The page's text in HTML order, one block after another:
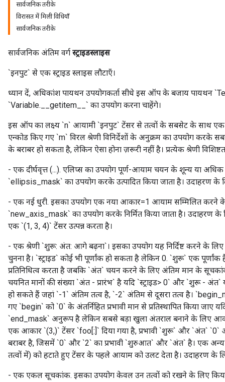
सार्वजनिक तरीके
विरासत में मिली विधियाँ
सार्वजनिक तरीके
सार्वजनिक अंतिम वर्ग स्ट्राइडस्लाइस
`इनपुट` से एक स्ट्राइड स्लाइस लौटाएँ।
ध्यान दें, अधिकांश पायथन उपयोगकर्ता सीधे इस ऑप के बजाय पायथन
`Variable.__getitem__` का उपयोग करना चाहेंगे।
इस ऑप का लक्ष्य `n` आयामी `इनपुट` टेंसर से तत्वों के सबसेट के साथ एक
एन्कोड किए गए `m` विरल श्रेणी विनिर्देशों के अनुक्रम का उपयोग करके
के बराबर हो सकता है, लेकिन ऐसा होना ज़रूरी नहीं है। प्रत्येक श्रेणी
- एक दीर्घवृत्त (...). एलिप्स का उपयोग पूर्ण-आयाम चयन के शून्य या
`ellipsis_mask` का उपयोग करके उत्पादित किया जाता है। उदाहरण के
- एक नई धुरी. इसका उपयोग एक नया आकार=1 आयाम सम्मिलित करने
`new_axis_mask` का उपयोग करके निर्मित किया जाता है। उदाहरण
एक `(1, 3, 4)` टेंसर उत्पन्न करता है।
- एक श्रेणी `शुरू: अंत: आगे बढ़ना`। इसका उपयोग यह निर्दिष्ट करने के
चुनना है। `स्ट्राइड` कोई भी पूर्णांक हो सकता है लेकिन 0. `शुरू` एक
प्रतिनिधित्व करता है जबकि `अंत` चयन करने के लिए अंतिम मान के
चयनित मानों की संख्या `अंत - प्रारंभ` है यदि `स्ट्राइड> 0` और `शुरू -
हो सकते हैं जहां `-1` अंतिम तत्व है, `-2` अंतिम से दूसरा तत्व है।
गए `begin` को `0` के अंतर्निहित प्रभावी मान से प्रतिस्थापित किया
`end_mask` अनुरूप है लेकिन सबसे बड़ा खुला अंतराल बनाने के लिए
एक आकार `(3,)` टेंसर `foo[:]` दिया गया है, प्रभावी `शुरू` और `अंत`
बराबर है, जिसमें `0` और `2` का प्रभावी `शुरुआत` और `अंत` है। एक
तत्वों में) को हटाते हुए टेंसर के पहले आयाम को उलट देता है। उदाहरण के
- एक एकल सूचकांक. इसका उपयोग केवल उन तत्वों को रखने के लिए किया